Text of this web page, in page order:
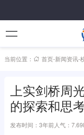
当前位置： 首页-新闻资讯-
上实剑桥周
的探索和思
发布时间：3年前人气：